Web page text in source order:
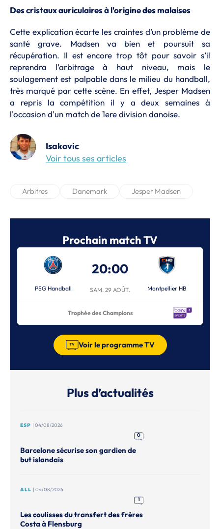
Des cristaux auriculaires à l'origine des malaises
Cette explication écarte les craintes d’un problème de
santé grave. Madsen va bien et poursuit sa
récupération. Il est encore trop tôt pour savoir s’il
reprendra l’arbitrage à haut niveau, mais le
soulagement est palpable dans le milieu du handball,
très marqué par cette scène. En effet, Jesper Madsen
a repris la compétition il y a deux semaines à
l'occasion d'un match de 1ere division danoise.
Isakovic
Voir tous ses articles
Arbitres Danemark Jesper Madsen
Prochain match TV
PSG Handball
20:00
SAM. 29 AOÛT. Montpellier HB
Trophée des Champions
Voir le programme TV
Plus d’actualités
ESP | 04/08/2026
0
Barcelone sécurise son gardien de
but islandais
ALL | 04/08/2026
1
Les coulisses du transfert des frères
Costa à Flensburg